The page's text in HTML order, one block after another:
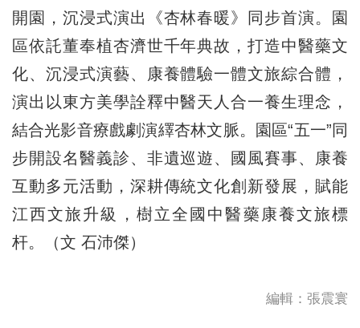
開園，沉浸式演出《杏林春暖》同步首演。園
區依託董奉植杏濟世千年典故，打造中醫藥文
化、沉浸式演藝、康養體驗一體文旅綜合體，
演出以東方美學詮釋中醫天人合一養生理念，
結合光影音療戲劇演繹杏林文脈。園區“五一”同
步開設名醫義診、非遺巡遊、國風賽事、康養
互動多元活動，深耕傳統文化創新發展，賦能
江西文旅升級，樹立全國中醫藥康養文旅標
杆。（文 石沛傑）
編輯：張震寰